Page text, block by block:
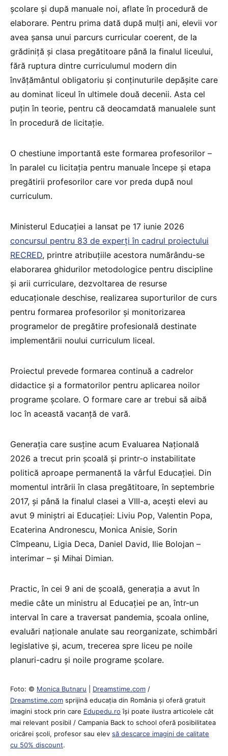
școlare și după manuale noi, aflate în procedură de
elaborare. Pentru prima dată după mulți ani, elevii vor
avea șansa unui parcurs curricular coerent, de la
grădiniță și clasa pregătitoare până la finalul liceului,
fără ruptura dintre curriculumul modern din
învățământul obligatoriu și conținuturile depășite care
au dominat liceul în ultimele două decenii. Asta cel
puțin în teorie, pentru că deocamdată manualele sunt
în procedură de licitație.
O chestiune importantă este formarea profesorilor –
în paralel cu licitația pentru manuale începe și etapa
pregătirii profesorilor care vor preda după noul
curriculum.
Ministerul Educației a lansat pe 17 iunie 2026
concursul pentru 83 de experți în cadrul proiectului
RECRED, printre atribuțiile acestora numărându-se
elaborarea ghidurilor metodologice pentru discipline
și arii curriculare, dezvoltarea de resurse
educaționale deschise, realizarea suporturilor de curs
pentru formarea profesorilor și monitorizarea
programelor de pregătire profesională destinate
implementării noului curriculum liceal.
Proiectul prevede formarea continuă a cadrelor
didactice și a formatorilor pentru aplicarea noilor
programe școlare. O formare care ar trebui să aibă
loc în această vacanță de vară.
Generația care susține acum Evaluarea Națională
2026 a trecut prin școală și printr-o instabilitate
politică aproape permanentă la vârful Educației. Din
momentul intrării în clasa pregătitoare, în septembrie
2017, și până la finalul clasei a VIII-a, acești elevi au
avut 9 miniștri ai Educației: Liviu Pop, Valentin Popa,
Ecaterina Andronescu, Monica Anisie, Sorin
Cîmpeanu, Ligia Deca, Daniel David, Ilie Bolojan –
interimar – și Mihai Dimian.
Practic, în cei 9 ani de școală, generația a avut în
medie câte un ministru al Educației pe an, într-un
interval în care a traversat pandemia, școala online,
evaluări naționale anulate sau reorganizate, schimbări
legislative și, acum, trecerea spre liceu pe noile
planuri-cadru și noile programe școlare.
Foto: © Monica Butnaru Dreamstime.com /
Dreamstime.com sprijină educaţia din România şi oferă gratuit
imagini stock prin care Edupedu.ro îşi poate ilustra articolele cât
mai relevant posibil / Campania Back to school oferă posibilitatea
oricărei școli, profesor sau elev să descarce imagini de calitate
cu 50% discount.